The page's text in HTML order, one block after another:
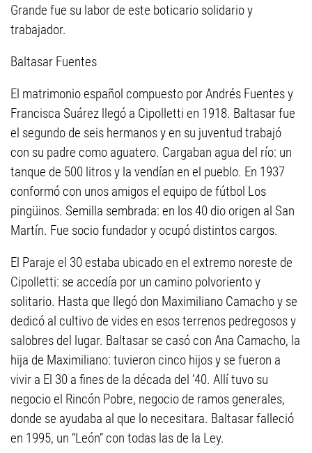
Grande fue su labor de este boticario solidario y
trabajador.
Baltasar Fuentes
El matrimonio español compuesto por Andrés Fuentes y
Francisca Suárez llegó a Cipolletti en 1918. Baltasar fue
el segundo de seis hermanos y en su juventud trabajó
con su padre como aguatero. Cargaban agua del río: un
tanque de 500 litros y la vendían en el pueblo. En 1937
conformó con unos amigos el equipo de fútbol Los
pingüinos. Semilla sembrada: en los 40 dio origen al San
Martín. Fue socio fundador y ocupó distintos cargos.
El Paraje el 30 estaba ubicado en el extremo noreste de
Cipolletti: se accedía por un camino polvoriento y
solitario. Hasta que llegó don Maximiliano Camacho y se
dedicó al cultivo de vides en esos terrenos pedregosos y
salobres del lugar. Baltasar se casó con Ana Camacho, la
hija de Maximiliano: tuvieron cinco hijos y se fueron a
vivir a El 30 a fines de la década del ’40. Allí tuvo su
negocio el Rincón Pobre, negocio de ramos generales,
donde se ayudaba al que lo necesitara. Baltasar falleció
en 1995, un “León” con todas las de la Ley.